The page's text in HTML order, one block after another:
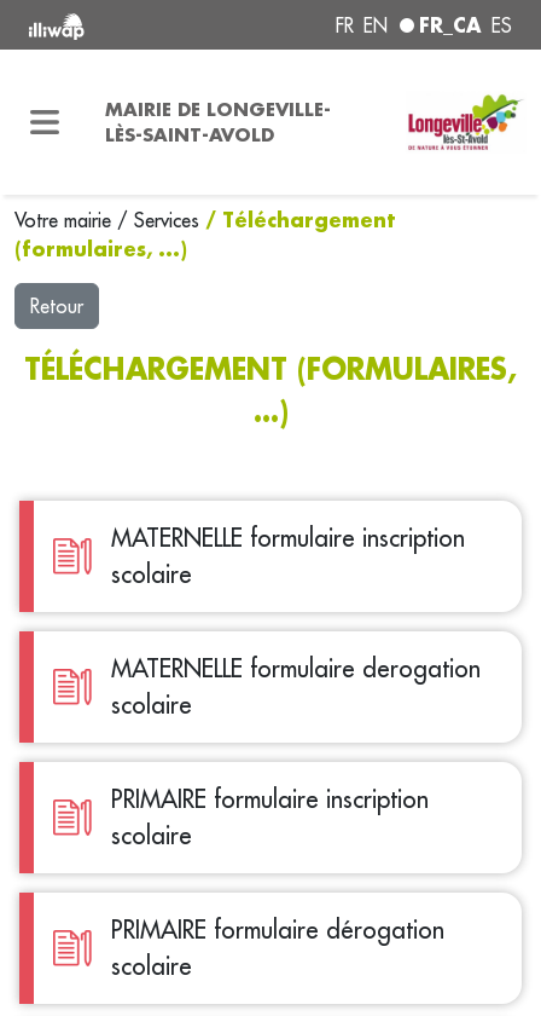
FR EN FR_CA ES
MAIRIE DE LONGEVILLE-
LÈS-SAINT-AVOLD
Votre mairie / Services / Téléchargement
(formulaires, ...)
Retour
TÉLÉCHARGEMENT (FORMULAIRES,
...)
MATERNELLE formulaire inscription
scolaire
MATERNELLE formulaire derogation
scolaire
PRIMAIRE formulaire inscription
scolaire
PRIMAIRE formulaire dérogation
scolaire